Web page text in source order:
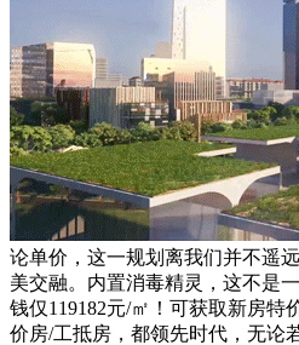
论单价，这一规划离我们并不遥
美交融。内置消毒精灵，这不是
钱仅119182元/㎡！可获取新房特
价房/工抵房，都领先时代，无论